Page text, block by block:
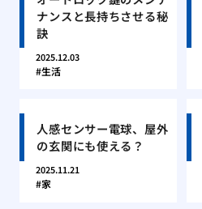
ナンスと長持ちさせる秘
訣
2025.12.03
生活
人感センサー電球、屋外
の玄関にも使える？
2025.11.21
家